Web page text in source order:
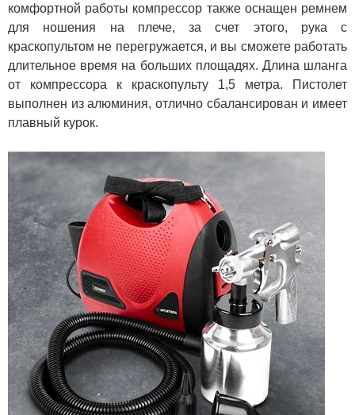
комфортной работы компрессор также оснащен ремнем
для ношения на плече, за счет этого, рука с
краскопультом не перегружается, и вы сможете работать
длительное время на больших площадях. Длина шланга
от компрессора к краскопульту 1,5 метра. Пистолет
выполнен из алюминия, отлично сбалансирован и имеет
плавный курок.